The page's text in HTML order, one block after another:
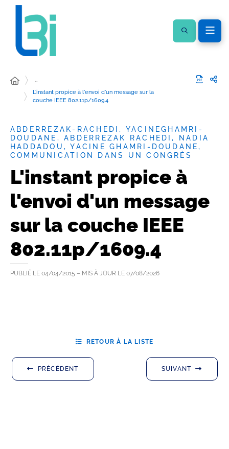
…
L'instant propice à l'envoi d'un message sur la
couche IEEE 802.11p/1609.4
ABDERREZAK-RACHEDI, YACINEGHAMRI-
DOUDANE, ABDERREZAK RACHEDI, NADIA
HADDADOU, YACINE GHAMRI-DOUDANE,
COMMUNICATION DANS UN CONGRÈS
L'instant propice à
l'envoi d'un message
sur la couche IEEE
802.11p/1609.4
PUBLIÉ LE 04/04/2015 – MIS À JOUR LE 07/08/2026
PRÉCÉDENT
RETOUR À LA LISTE
SUIVANT